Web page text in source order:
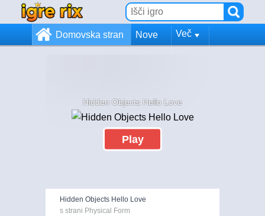
Domovska stran Nove Več
Hidden Objects Hello Love
Play
Hidden Objects Hello Love
s strani Physical Form